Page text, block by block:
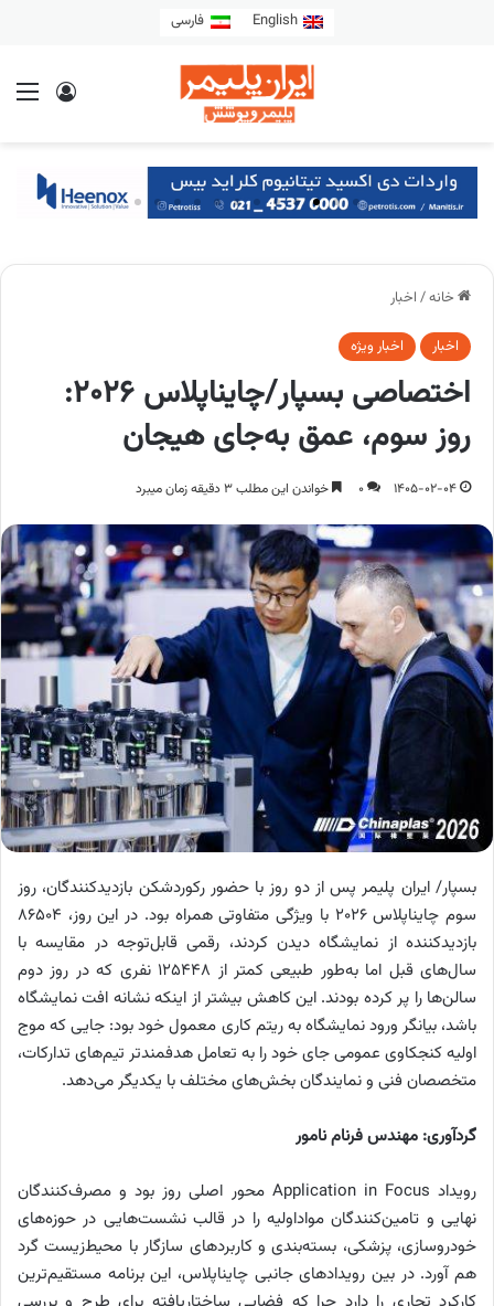
English فارسی
خانه/ اخبار
اخبار اخبار ویژه
اختصاصی بسپار/چایناپلاس ۲۰۲۶:
روز سوم، عمق به‌جای هیجان
1405-02-04
0 خواندن این مطلب 3 دقیقه زمان میبرد
بسپار/ ایران پلیمر پس از دو روز با حضور رکوردشکن بازدیدکنندگان، روز
سوم چایناپلاس ۲۰۲۶ با ویژگی متفاوتی همراه بود. در این روز، ۸۶۵۰۴
بازدیدکننده از نمایشگاه دیدن کردند، رقمی قابل‌توجه در مقایسه با
سال‌های قبل اما به‌طور طبیعی کمتر از ۱۲۵۴۴۸ نفری که در روز دوم
سالن‌ها را پر کرده بودند. این کاهش بیشتر از اینکه نشانه افت نمایشگاه
باشد، بیانگر ورود نمایشگاه به ریتم کاری معمول خود بود: جایی که موج
اولیه کنجکاوی عمومی جای خود را به تعامل هدفمندتر تیم‌های تدارکات،
متخصصان فنی و نمایندگان بخش‌های مختلف با یکدیگر می‌دهد.
گردآوری: مهندس فرنام نامور
رویداد Application in Focus محور اصلی روز بود و مصرف‌کنندگان
نهایی و تامین‌کنندگان مواداولیه را در قالب نشست‌هایی در حوزه‌های
خودروسازی، پزشکی، بسته‌بندی و کاربردهای سازگار با محیط‌زیست گرد
هم آورد. در بین رویدادهای جانبی چایناپلاس، این برنامه مستقیم‌ترین